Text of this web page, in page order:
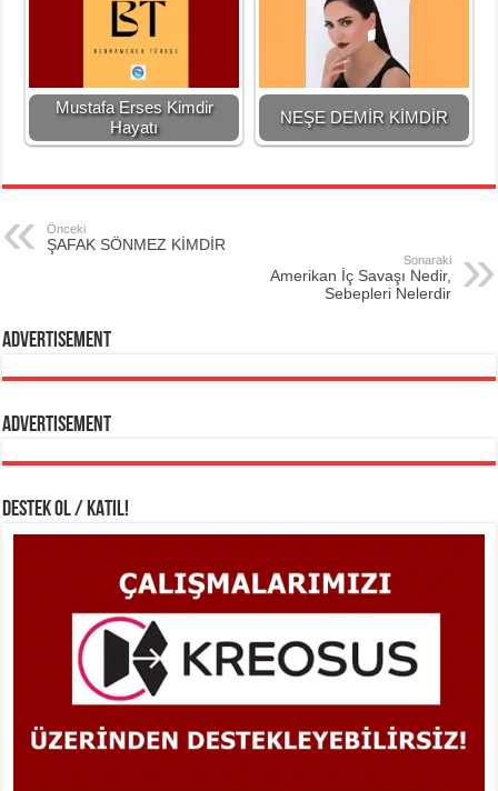
Mustafa Erses Kimdir
Hayatı
NEŞE DEMİR KİMDİR
Önceki
ŞAFAK SÖNMEZ KİMDİR
Sonaraki
Amerikan İç Savaşı Nedir,
Sebepleri Nelerdir
Advertisement
Advertisement
DESTEK OL / KATIL!